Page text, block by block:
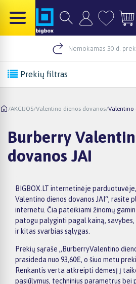
Nemokamas 30 d.
Prekių filtras
/AKCIJOS/Valentino dienos dovanos/Valentino
Burberry
dovanos JAI
BIGBOX.LT internetinėje
Valentino dienos dovanos JAI“, rasite
internetu. Čia pateikiami žinomų
patogu palyginti pagal kainą,
ir kitas svarbias sąlygas.
Prekių sąraše „BurberryValentino
prasideda nuo 93,60€, o šiuo metu
Renkantis verta atkreipti dėmesį į
pasiūlymus, techninius parametrus bei